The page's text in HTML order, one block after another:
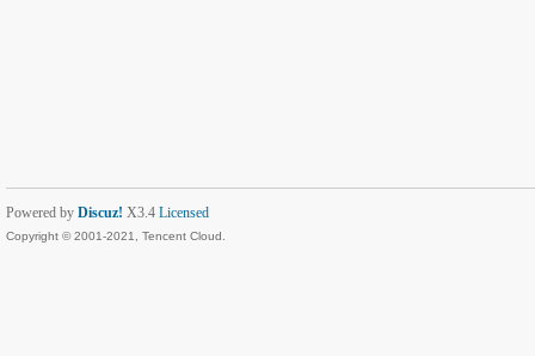
Powered by Discuz! X3.4 Licensed
Copyright © 2001-2021, Tencent Cloud.